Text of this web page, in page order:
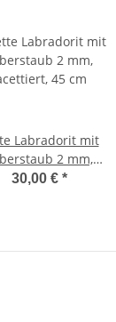
Labradorit mit
2 mm,
facettiert, 45 cm
30,00 € *